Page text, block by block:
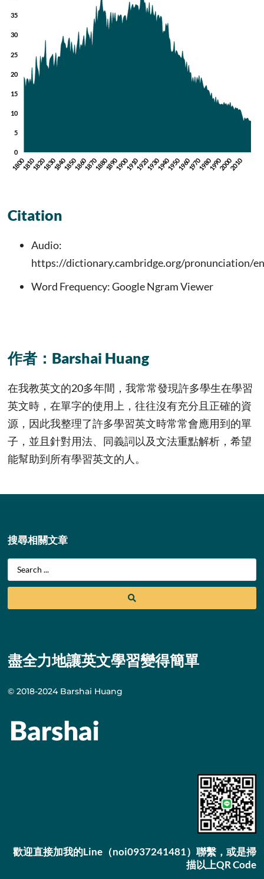
Citation
Audio:
https://dictionary.cambridge.org/pronunciation/
Word Frequency: Google Ngram Viewer
作者：Barshai Huang
在我教英文的20多年間，我常常發現許多學生在學習
英文時，在單字的使用上，往往沒有充分且正確的資
源，因此我整理了許多學習英文時常常會應用到的單
子，並且針對用法、同義詞以及文法重點解析，希望
能幫助到所有學習英文的人。
搜尋相關文章
盡全力地讓英文學習變得簡單
© 2018-2024 Barshai Huang
歡迎直接加我的Line（noi0937241481）聯繫，或是掃
描以上QR Code